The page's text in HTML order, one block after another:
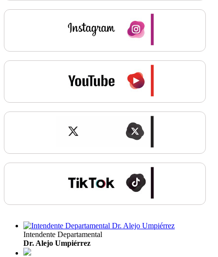
Intendente Departamental
Dr. Alejo Umpiérrez